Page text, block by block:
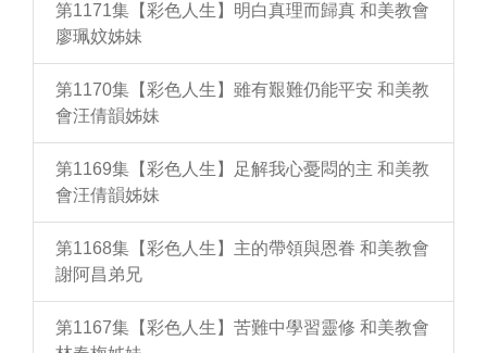
第1171集【彩色人生】明白真理而歸真 和美教會
廖珮妏姊妹
第1170集【彩色人生】雖有艱難仍能平安 和美教
會汪倩韻姊妹
第1169集【彩色人生】足解我心憂悶的主 和美教
會汪倩韻姊妹
第1168集【彩色人生】主的帶領與恩眷 和美教會
謝阿昌弟兄
第1167集【彩色人生】苦難中學習靈修 和美教會